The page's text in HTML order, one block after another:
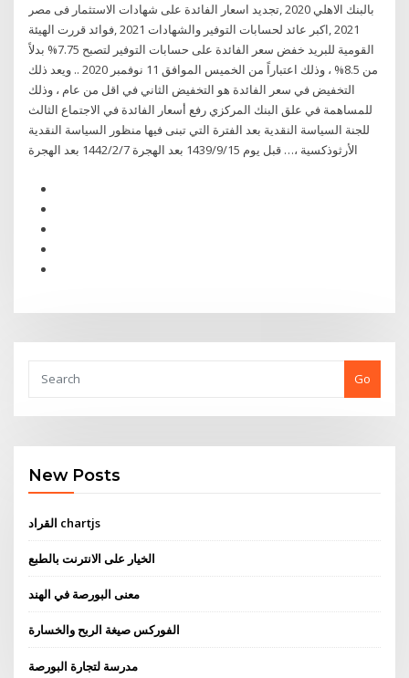
بالبنك الاهلي 2020 ,تجديد اسعار الفائدة على شهادات الاستثمار فى مصر
2021 ,اكبر عائد لحسابات التوفير والشهادات 2021 ,فوائد قررت الهيئة
القومية للبريد خفض سعر الفائدة على حسابات التوفير لتصبح 7.75% بدلاً
من 8.5% ، وذلك اعتباراً من الخميس الموافق 11 نوفمبر 2020 .. ويعد ذلك
التخفيض في سعر الفائدة هو التخفيض الثاني في اقل من عام ، وذلك
للمساهمة في علق البنك المركزي رفع أسعار الفائدة في الاجتماع الثالث
للجنة السياسة النقدية بعد الفترة التي تبنى فيها منظور السياسة النقدية
الأرثوذكسية ،… قبل يوم 15‏‏/9‏‏/1439 بعد الهجرة 7‏‏/2‏‏/1442 بعد الهجرة
Go
New Posts
القراد chartjs
الخيار على الانترنت بالطبع
معنى البورصة في الهند
الفوركس صيغة الربح والخسارة
مدرسة لتجارة البورصة